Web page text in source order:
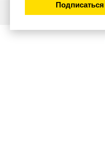
Подписаться